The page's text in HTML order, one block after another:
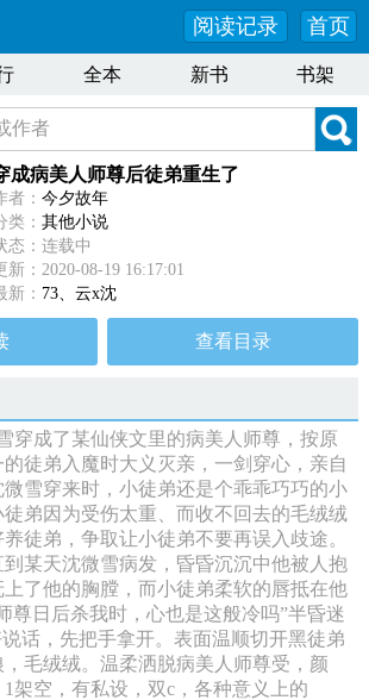
首页
阅读记录
全本 新书 书架
成病美人师尊后徒弟重生了
者： 今夕故年
类： 其他小说
态：连载中
新：2020-08-19 16:17:01
新： 73、云x沈
查看目录
穿成了某仙侠文里的病美人师尊，按原
徒弟入魔时大义灭亲，一剑穿心，亲自
雪穿来时，小徒弟还是个乖乖巧巧的小
弟因为受伤太重、而收不回去的毛绒绒
徒弟，争取让小徒弟不要再误入歧途。
某天沈微雪病发，昏昏沉沉中他被人抱
了他的胸膛，而小徒弟柔软的唇抵在他
尊日后杀我时，心也是这般冷吗”半昏迷
话，先把手拿开。表面温顺切开黑徒弟
毛绒绒。温柔洒脱病美人师尊受，颜
架空，有私设，双c，各种意义上的